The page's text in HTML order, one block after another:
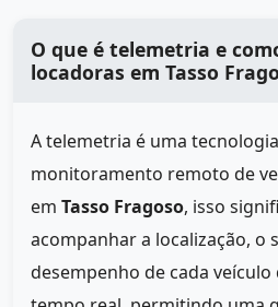
O que é telemetria e
locadoras em Tasso
A telemetria é uma
monitoramento remoto de
em Tasso Fragoso, isso
acompanhar a localização, o
desempenho de cada